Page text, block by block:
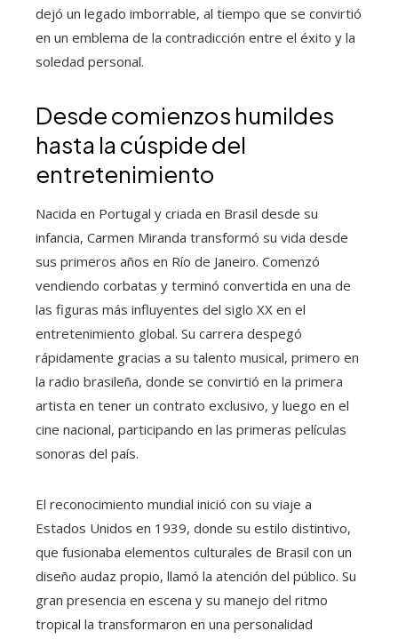
dejó un legado imborrable, al tiempo que se convirtió
en un emblema de la contradicción entre el éxito y la
soledad personal.
Desde comienzos humildes
hasta la cúspide del
entretenimiento
Nacida en Portugal y criada en Brasil desde su
infancia, Carmen Miranda transformó su vida desde
sus primeros años en Río de Janeiro. Comenzó
vendiendo corbatas y terminó convertida en una de
las figuras más influyentes del siglo XX en el
entretenimiento global. Su carrera despegó
rápidamente gracias a su talento musical, primero en
la radio brasileña, donde se convirtió en la primera
artista en tener un contrato exclusivo, y luego en el
cine nacional, participando en las primeras películas
sonoras del país.
El reconocimiento mundial inició con su viaje a
Estados Unidos en 1939, donde su estilo distintivo,
que fusionaba elementos culturales de Brasil con un
diseño audaz propio, llamó la atención del público. Su
gran presencia en escena y su manejo del ritmo
tropical la transformaron en una personalidad